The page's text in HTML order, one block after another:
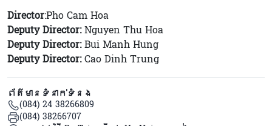
Director:Pho Cam Hoa
Deputy Director:Nguyen Thu Hoa
Deputy Director:Bui Manh Hung
Deputy Director:Cao Dinh Trung
ព័ត៌មានទំនាក់ទំនង
(084) 24 38266809
(084) 38266707